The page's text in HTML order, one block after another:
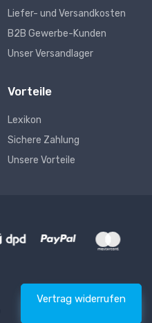
Liefer- und Versandkosten
B2B Gewerbe-Kunden
Unser Versandlager
Vorteile
Lexikon
Sichere Zahlung
Unsere Vorteile
Vertrag widerrufen